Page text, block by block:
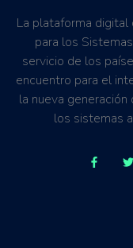
La plataforma
para los
servicio de los
encuentro para el
la nueva
los sistemas